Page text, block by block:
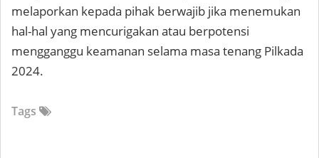
melaporkan kepada pihak berwajib jika menemukan
hal-hal yang mencurigakan atau berpotensi
mengganggu keamanan selama masa tenang Pilkada
2024.
Tags